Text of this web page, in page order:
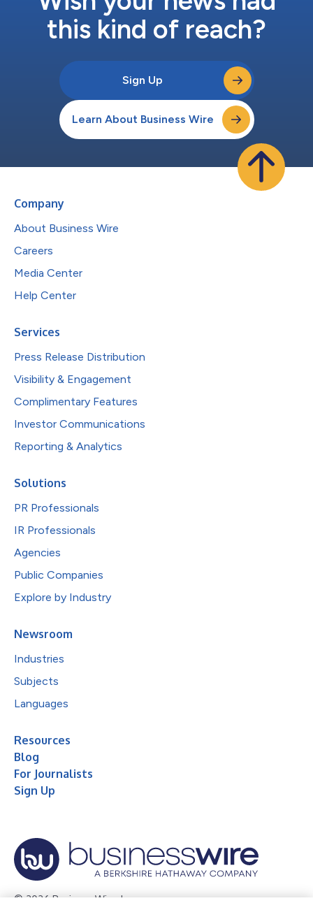
this kind of reach?
Sign Up
Learn About Business Wire
Company
About Business Wire
Careers
Media Center
Help Center
Services
Press Release Distribution
Visibility & Engagement
Complimentary Features
Investor Communications
Reporting & Analytics
Solutions
PR Professionals
IR Professionals
Agencies
Public Companies
Explore by Industry
Newsroom
Industries
Subjects
Languages
Resources
Blog
For Journalists
Sign Up
© 2026 Business Wire, Inc.